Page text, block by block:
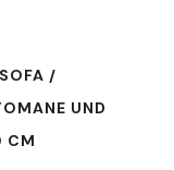
/
UND
CM